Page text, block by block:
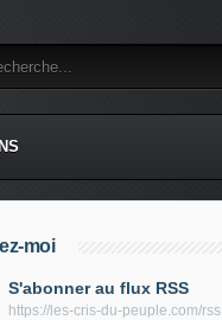
moi
S'abonner au flux RSS
https://les-cris-du-peuple.com/rss